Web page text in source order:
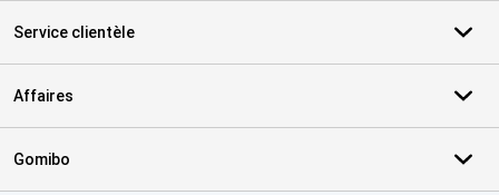
Service clientèle
Affaires
Gomibo